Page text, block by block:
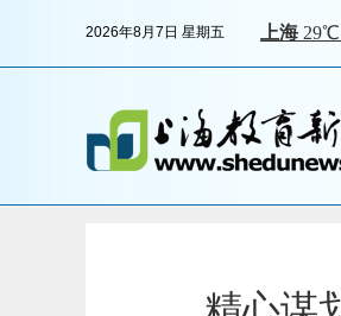
2026年8月7日 星期五